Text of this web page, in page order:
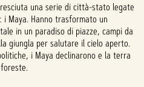
una serie di città-stato legate
Maya. Hanno trasformato un
in un paradiso di piazze, campi da
giungla per salutare il cielo aperto.
i Maya declinarono e la terra